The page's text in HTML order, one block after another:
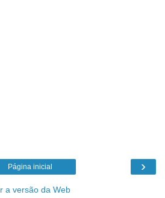
›
Página inicial
a versão da Web